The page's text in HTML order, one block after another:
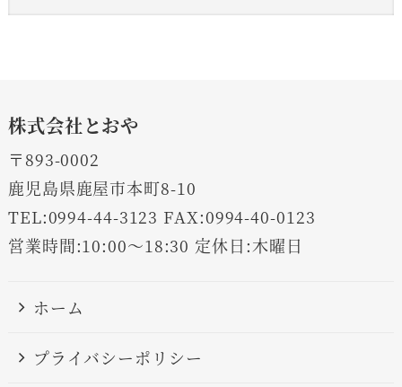
株式会社とおや
〒893-0002
鹿児島県鹿屋市本町8-10
TEL:0994-44-3123 FAX:0994-40-0123
営業時間:10:00～18:30 定休日:木曜日
ホーム
プライバシーポリシー